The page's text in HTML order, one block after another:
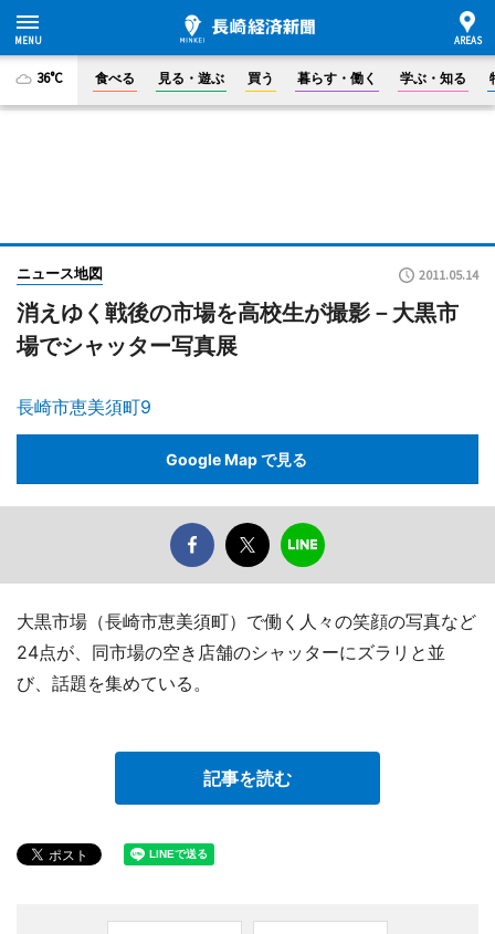
36°C 食べる 見る・遊ぶ 買う 暮らす・働く 学ぶ・知る
ニュース地図 2011.05.14
消えゆく戦後の市場を高校生が撮影－大黒市
場でシャッター写真展
長崎市恵美須町9
Google Map で見る
大黒市場（長崎市恵美須町）で働く人々の笑顔の写真など
24点が、同市場の空き店舗のシャッターにズラリと並
び、話題を集めている。
記事を読む